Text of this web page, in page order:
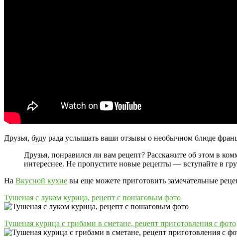
Друзья, буду рада услышать ваши отзывы о необычном блюде
Друзья, понравился ли вам рецепт? Расскажите об этом в
интереснее. Не пропустите новые рецепты — вступайте в
На Вкусной кухне вы еще можете приготовить замечательные
Тушеная с луком курица, рецепт с пошаговым фото
Тушеная курица с грибами в сметане, рецепт приготовления с фото